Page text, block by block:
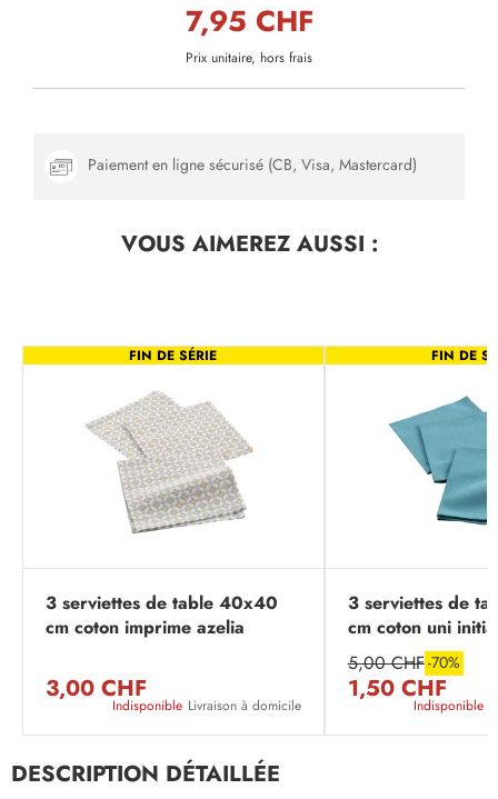
7,95 CHF
Prix unitaire, hors frais
Paiement en ligne sécurisé (CB, Visa, Mastercard)
VOUS AIMEREZAUSSI :
FIN DE SÉRIE
3 serviettes de table 40x40
cm coton imprime azelia
3,00 CHF
Indisponible Livraison à domicile
FIN DE
3 serviettes de
cm coton uni
5,00 CHF-70%
1,50 CHF
Indisponible
DESCRIPTION DÉTAILLÉE